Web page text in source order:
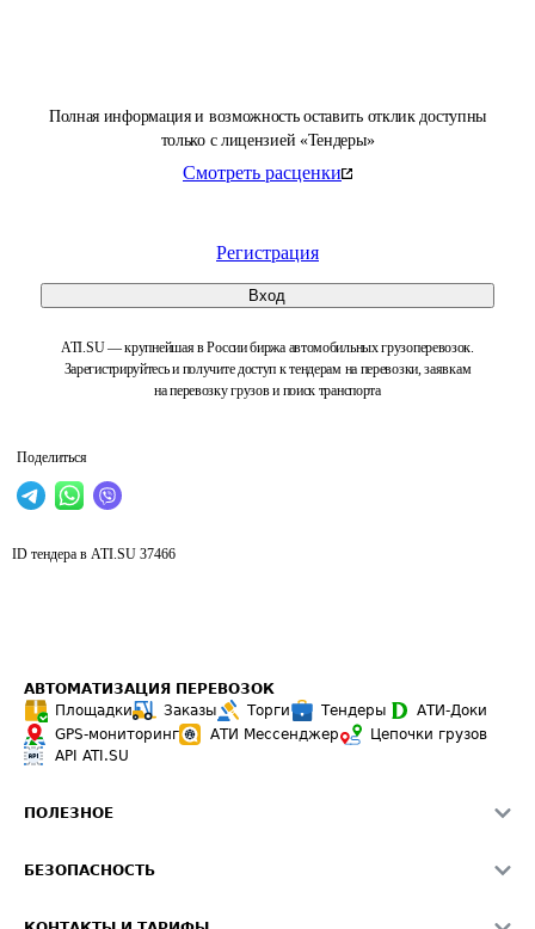
Полная информация и возможность оставить отклик доступны
только с лицензией «Тендеры»
Смотреть расценки
Регистрация
Вход
ATI.SU — крупнейшая в России биржа автомобильных грузоперевозок.
Зарегистрируйтесь и получите доступ к тендерам на перевозки, заявкам
на перевозку грузов и поиск транспорта
Поделиться
ID тендера в ATI.SU 37466
АВТОМАТИЗАЦИЯ ПЕРЕВОЗОК
Площадки
Заказы Торги Тендеры
АТИ-Доки
GPS-мониторинг
АТИ Мессенджер
Цепочки грузов
API ATI.SU
ПОЛЕЗНОЕ
Звезды ATI.SU на вашем сайте
БЕЗОПАСНОСТЬ